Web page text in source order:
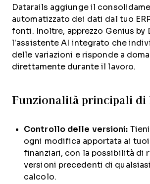
Datarails aggiunge il
automatizzato dei dati dal tuo
fonti. Inoltre, apprezzo Genius by
l’assistente AI integrato che
delle variazioni e risponde a
direttamente durante il lavoro.
Funzionalità principali di
Controllo delle versioni:
ogni modifica apportata ai
finanziari, con la possibilità di
versioni precedenti di
calcolo.